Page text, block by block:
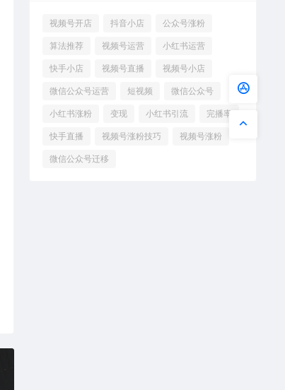
视频号开店 抖音小店 公众号涨粉
算法推荐 视频号运营 小红书运营
快手小店 视频号直播 视频号小店
微信公众号运营 短视频 微信公众号
小红书涨粉 变现 小红书引流 完播率
快手直播 视频号涨粉技巧 视频号涨粉
微信公众号迁移